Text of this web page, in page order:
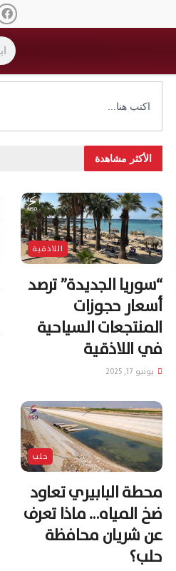
الأكثر مشاهدة
اللاذقية
“سوريا الجديدة” ترصد
أسعار حجوزات
المنتجعات السياحية
في اللاذقية
يونيو 17, 2025
حلب
محطة البابيري تعاود
ضخ المياه… ماذا تعرف
عن شريان محافظة
حلب؟